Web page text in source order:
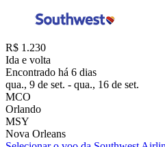
R$ 1.230
Ida e volta
Encontrado há 6 dias
qua., 9 de set. - qua., 16 de set.
MCO
Orlando
MSY
Nova Orleans